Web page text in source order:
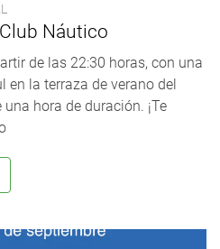
Náutico
de las 22:30 horas, con una
en la terraza de verano del
hora de duración. ¡Te